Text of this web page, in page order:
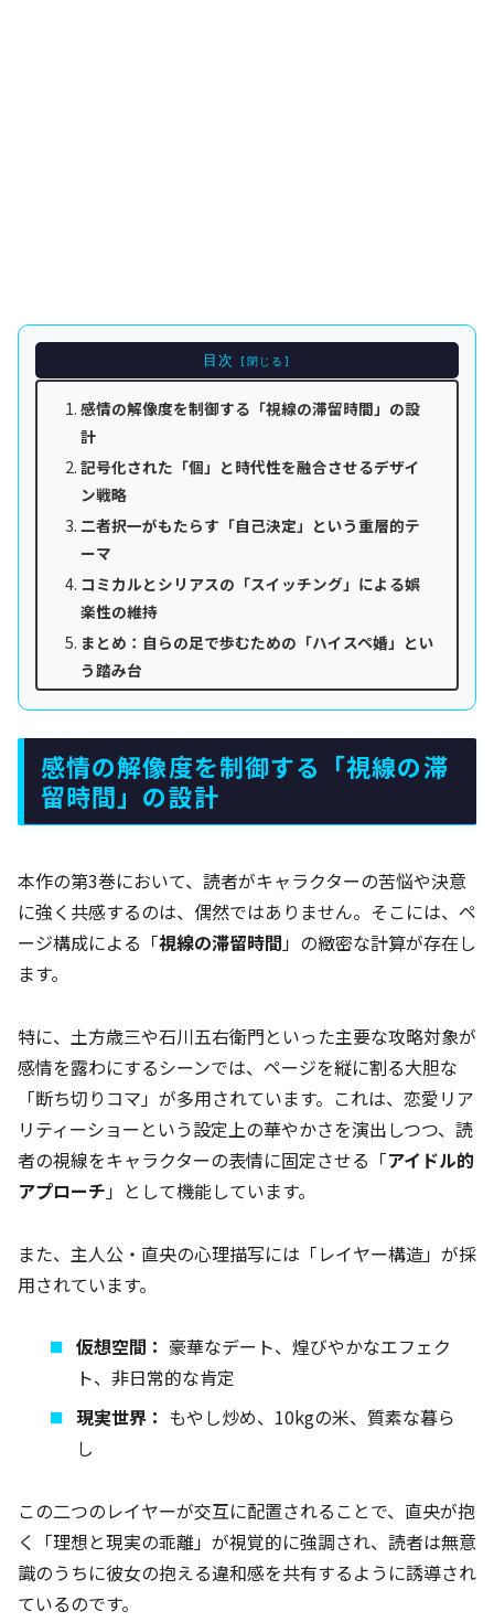
目次
感情の解像度を制御する「視線の滞留時間」の設
計
記号化された「個」と時代性を融合させるデザイ
ン戦略
二者択一がもたらす「自己決定」という重層的テ
ーマ
コミカルとシリアスの「スイッチング」による娯
楽性の維持
まとめ：自らの足で歩むための「ハイスペ婚」とい
う踏み台
感情の解像度を制御する「視線の滞
留時間」の設計
本作の第3巻において、読者がキャラクターの苦悩や決意
に強く共感するのは、偶然ではありません。そこには、ペ
ージ構成による「視線の滞留時間」の緻密な計算が存在し
ます。
特に、土方歳三や石川五右衛門といった主要な攻略対象が
感情を露わにするシーンでは、ページを縦に割る大胆な
「断ち切りコマ」が多用されています。これは、恋愛リア
リティーショーという設定上の華やかさを演出しつつ、読
者の視線をキャラクターの表情に固定させる「アイドル的
アプローチ」として機能しています。
また、主人公・直央の心理描写には「レイヤー構造」が採
用されています。
仮想空間： 豪華なデート、煌びやかなエフェク
ト、非日常的な肯定
現実世界： もやし炒め、10kgの米、質素な暮ら
し
この二つのレイヤーが交互に配置されることで、直央が抱
く「理想と現実の乖離」が視覚的に強調され、読者は無意
識のうちに彼女の抱える違和感を共有するように誘導され
ているのです。